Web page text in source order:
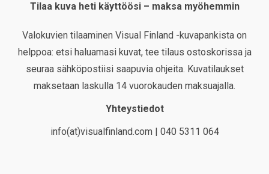
Tilaa kuva heti käyttöösi – maksa myöhemmin
Valokuvien tilaaminen Visual Finland -kuvapankista on
helppoa: etsi haluamasi kuvat, tee tilaus ostoskorissa ja
seuraa sähköpostiisi saapuvia ohjeita. Kuvatilaukset
maksetaan laskulla 14 vuorokauden maksuajalla.
Yhteystiedot
info(at)visualfinland.com | 040 5311 064